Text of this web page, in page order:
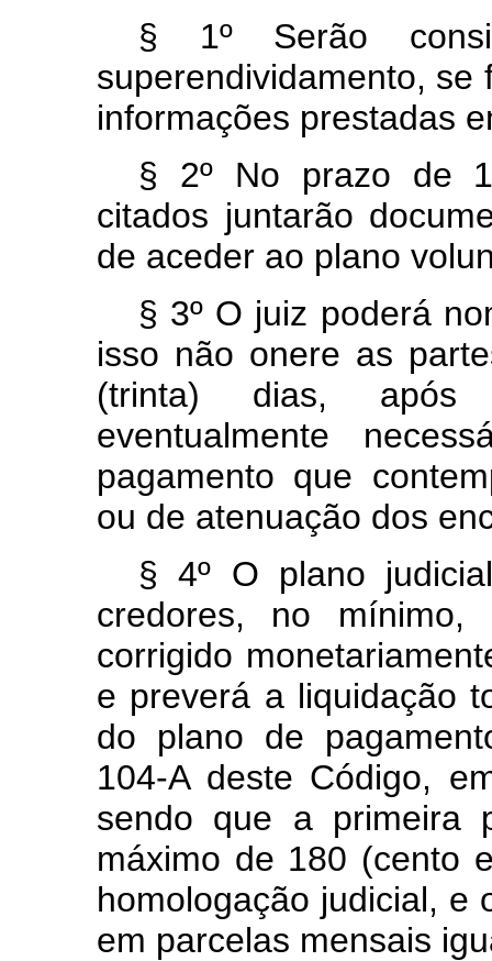
§ 1º Serão
superendividamento, se
informações prestadas
§ 2º No prazo de
citados juntarão
de aceder ao plano
§ 3º O juiz poderá
isso não onere as
(trinta) dias, após
eventualmente
pagamento que
ou de atenuação dos
§ 4º O plano
credores, no
corrigido
e preverá a liquidação
do plano de
104-A deste Código,
sendo que a primeira
máximo de 180 (cento
homologação judicial, e
em parcelas mensais